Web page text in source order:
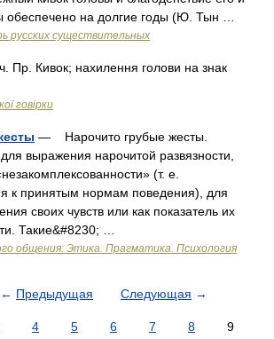
обеспечено на долгие годы (Ю. Тын …
русских существительных
Пр. Кивок; нахилення голови на знак
говірки
— Нарочито грубые жесты.
выражения нарочитой развязности,
(т. е.
к принятым нормам поведения), для
своих чувств или как показатель их
Такие&#8230; …
общения: Этика. Прагматика. Психология
← Предыдущая Следующая →
4 5 6 7 8 9